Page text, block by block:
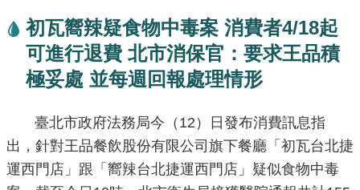
我
的
身
分
公
告
訊
初瓦嚮辣疑食物中毒案 消費者4/18起
可進行退費 北市消保官：要求王品積
極妥處 並每週回報處理情形
臺北市政府法務局今（12）日發布消費訊息指
出，針對王品餐飲股份有限公司旗下餐廳「初瓦台北捷
運西門店」跟「嚮辣台北捷運西門店」疑似食物中毒